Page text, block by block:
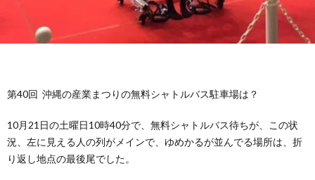
第40回 沖縄の産業まつりの無料シャトルバス駐車場は？
10月21日の土曜日10時40分で、無料シャトルバス待ちが、この状
況、左に見える人の列がメインで、ゆめかるが並んでる場所は、折
り返し地点の最後尾でした。